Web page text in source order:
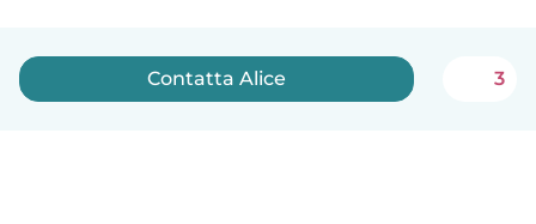
Contatta Alice 3